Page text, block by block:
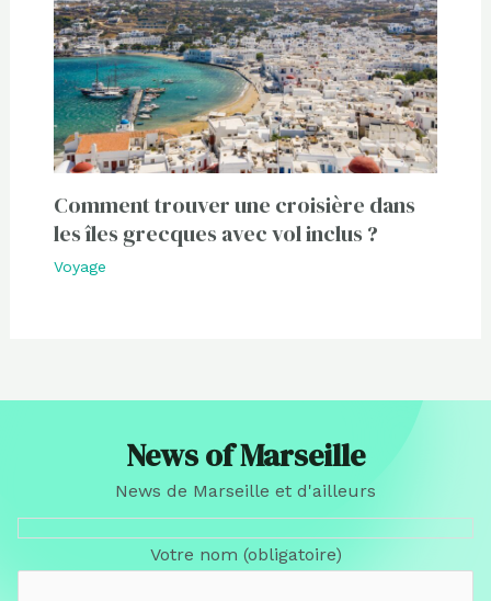
Comment trouver une croisière dans
les îles grecques avec vol inclus ?
Voyage
News of Marseille
News de Marseille et d'ailleurs
Votre nom (obligatoire)